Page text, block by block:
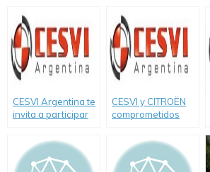
Creciendo
Seguros”,
CESVI Argentina te
invita a participar
por mi país”
CESVI y CITROËN
comprometidos
vial por quinto año
consecutivo